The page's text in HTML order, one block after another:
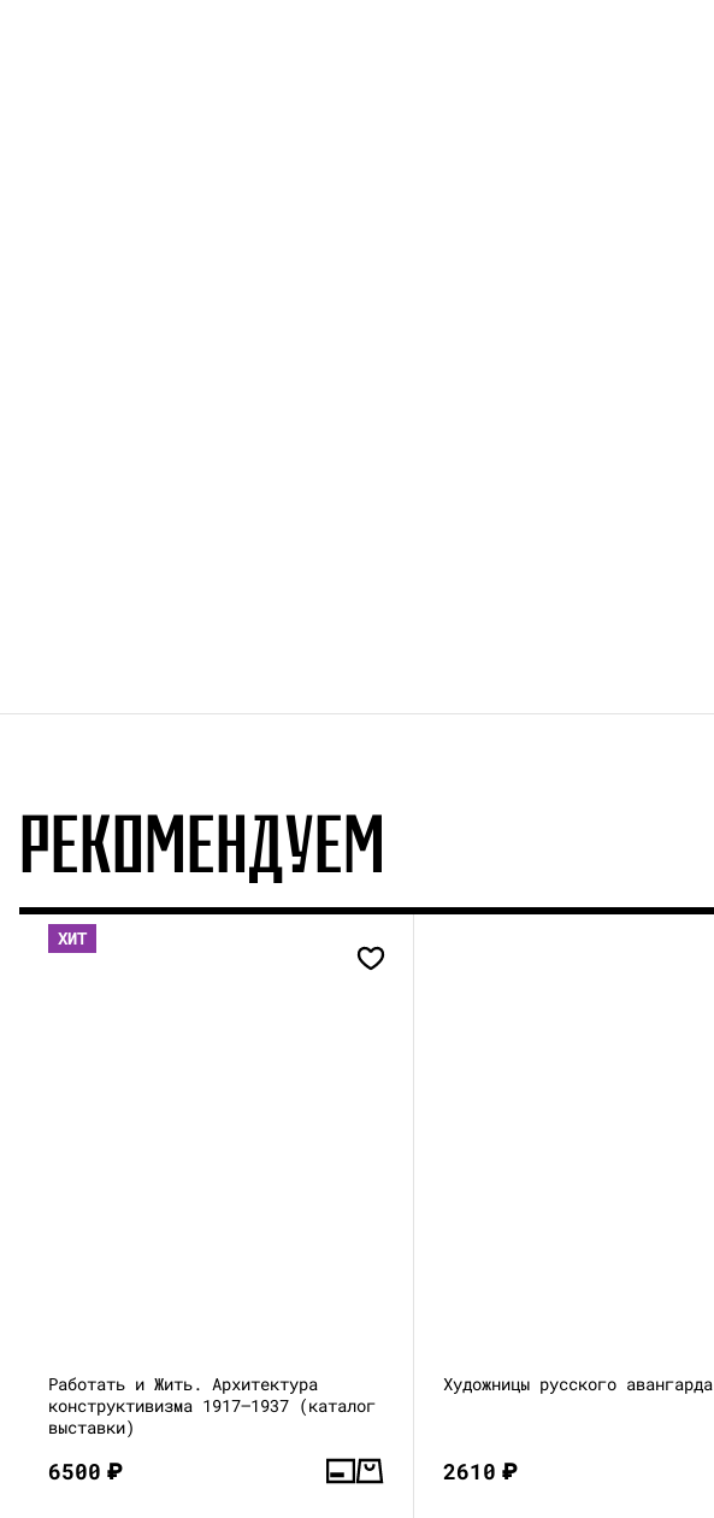
РЕКОМЕНДУЕМ
ХИТ
Работать и Жить. Архитектура
конструктивизма 1917—1937 (каталог
выставки)
6500₽
Художницы русского авангарда
2610₽